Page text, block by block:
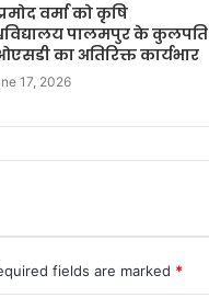
वर्मा को कृषि
पालमपुर के कुलपति
का अतिरिक्त कार्यभार
17, 2026
fields are marked *